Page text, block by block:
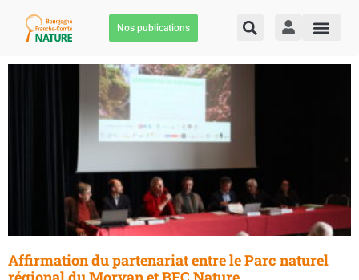
Nos publications
Affirmation du partenariat entre le Parc naturel